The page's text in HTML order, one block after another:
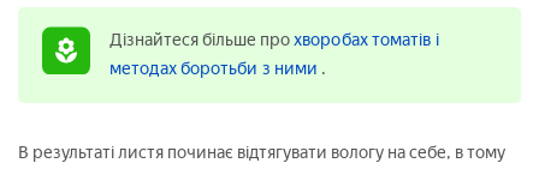
Дізнайтеся більше прохворобах томатів і
методах боротьби з ними .
В результаті листя починає відтягувати вологу на себе, в тому